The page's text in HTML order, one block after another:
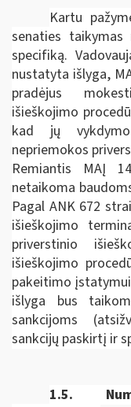
Kartu
senaties
specifiką.
nustatyta išlyga,
pradėjus
išieškojimo
kad jų
nepriemokos
Remiantis MAĮ
netaikoma
Pagal ANK 672
išieškojimo
priverstinio
išieškojimo
pakeitimo
išlyga bus
sankcijoms
sankcijų paskirtį ir
1.5.